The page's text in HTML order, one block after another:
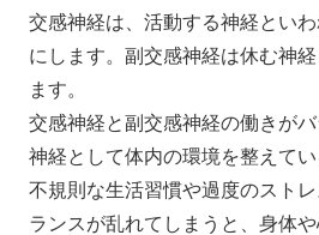
交感神経は、活動する神経とい
にします。副交感神経は休む神
ます。
交感神経と副交感神経の働きが
神経として体内の環境を整えてい
不規則な生活習慣や過度のスト
ランスが乱れてしまうと、身体